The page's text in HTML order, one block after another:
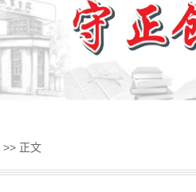
>> 正文